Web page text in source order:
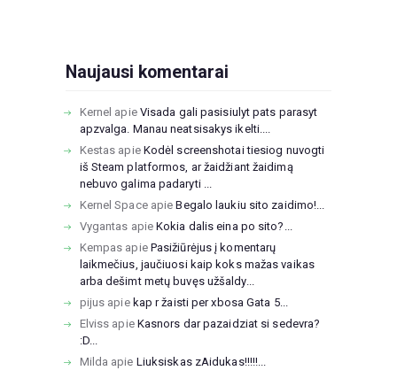
Naujausi komentarai
Kernel apie Visada gali pasisiulyt pats parasyt
apzvalga. Manau neatsisakys ikelti....
Kestas apie Kodėl screenshotai tiesiog nuvogti
iš Steam platformos, ar žaidžiant žaidimą
nebuvo galima padaryti ...
Kernel SpaceapieBegalo laukiu sito zaidimo!...
Vygantas apieKokia dalis eina po sito?...
Kempas apie Pasižiūrėjus į komentarų
laikmečius, jaučiuosi kaip koks mažas vaikas
arba dešimt metų buvęs užšaldy...
pijus apie kap r žaisti per xbosa Gata 5...
Elviss apie Kasnors dar pazaidziat si sedevra?
:D...
Milda apie Liuksiskas zAidukas!!!!!...